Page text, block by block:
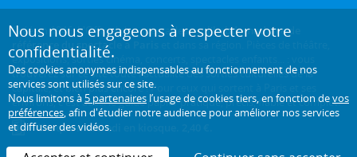
Créé en 1946, L'Officiel des spectacles estl'hebdomadaire de
référence du spectacle à Paris
et dans sa région. Pièces de théâtre,
expositions, sorties cinéma, concerts, spectacles enfants... : vous
trouverez sur ce site toute l'actualité des sorties culturelles de la
capitale, et bien plus encore ! Pour ceux qui sortent à Paris et ses
environs, c'est aussi le guide papier pratique, précis, fiable et complet.
Chaque mercredi en kiosque. 2,40 €.
Nous nous engageons à respecter votre
confidentialité.
Des cookies anonymes indispensables au fonctionnement de nos
services sont utilisés sur ce site.
Nous limitons à5 partenaires l’usage de cookies tiers, en fonction devos
préférences, afin d'étudier notre audience pour améliorer nos services
et diffuser des vidéos.